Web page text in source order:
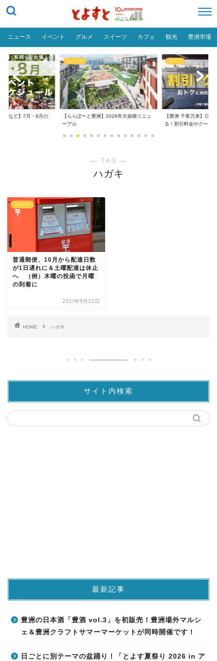
ニュース イベント グルメ スイーツ カフェ 観光 豊洲市場
場など】7月・8月の
ニュース
【ららぽーと豊洲】2026年大規模リニュ
ーアル
おトク
【豊洲 千客万来】日帰
る！割引料金やクーポ...
― TAG ―
ハガキ
ニュース
普通郵便、10月から配達日数
が1日遅れに＆土曜配達は休止
へ （例）木曜の投函で月曜
の到着に
2021年9月22日
HOME ハガキ
サイト内検索
最新記事
豊洲の日本酒「豊酒 vol.3」を初販売！豊洲場外マルシ
ェ＆豊洲クラフトサマーマーケットが同時開催です！
日ごとに別テーマの盆踊り！「とよす夏祭り 2026 in ア